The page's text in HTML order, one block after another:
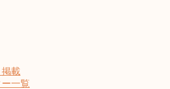
載
一覧